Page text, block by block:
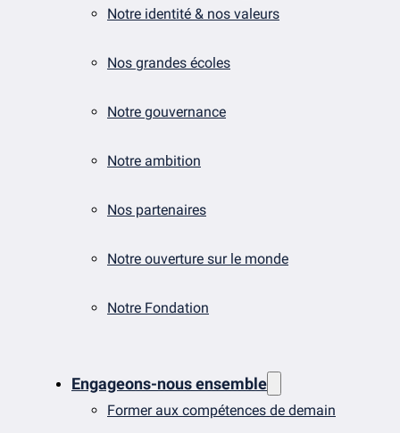
Notre identité & nos valeurs
Nos grandes écoles
Notre gouvernance
Notre ambition
Nos partenaires
Notre ouverture sur le monde
Notre Fondation
Engageons-nous ensemble
Former aux compétences de demain